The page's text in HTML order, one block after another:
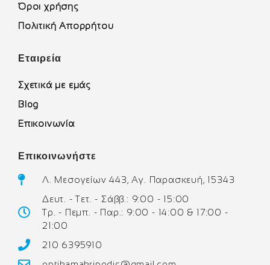
Όροι χρήσης
Πολιτική Απορρήτου
Εταιρεία
Σχετικά με εμάς
Blog
Επικοινωνία
Επικοινωνήστε
Λ. Μεσογείων 443, Αγ. Παρασκευή, 15343
Δευτ. - Τετ. - Σάββ.: 9:00 - 15:00
Τρ. - Πεμπ. - Παρ.: 9:00 - 14:00 & 17:00 -
21:00
210 6395910